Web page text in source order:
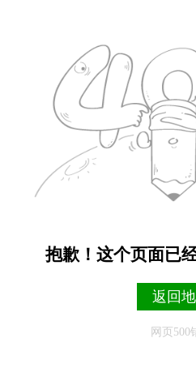
抱歉！这个页面已
返回
网页500